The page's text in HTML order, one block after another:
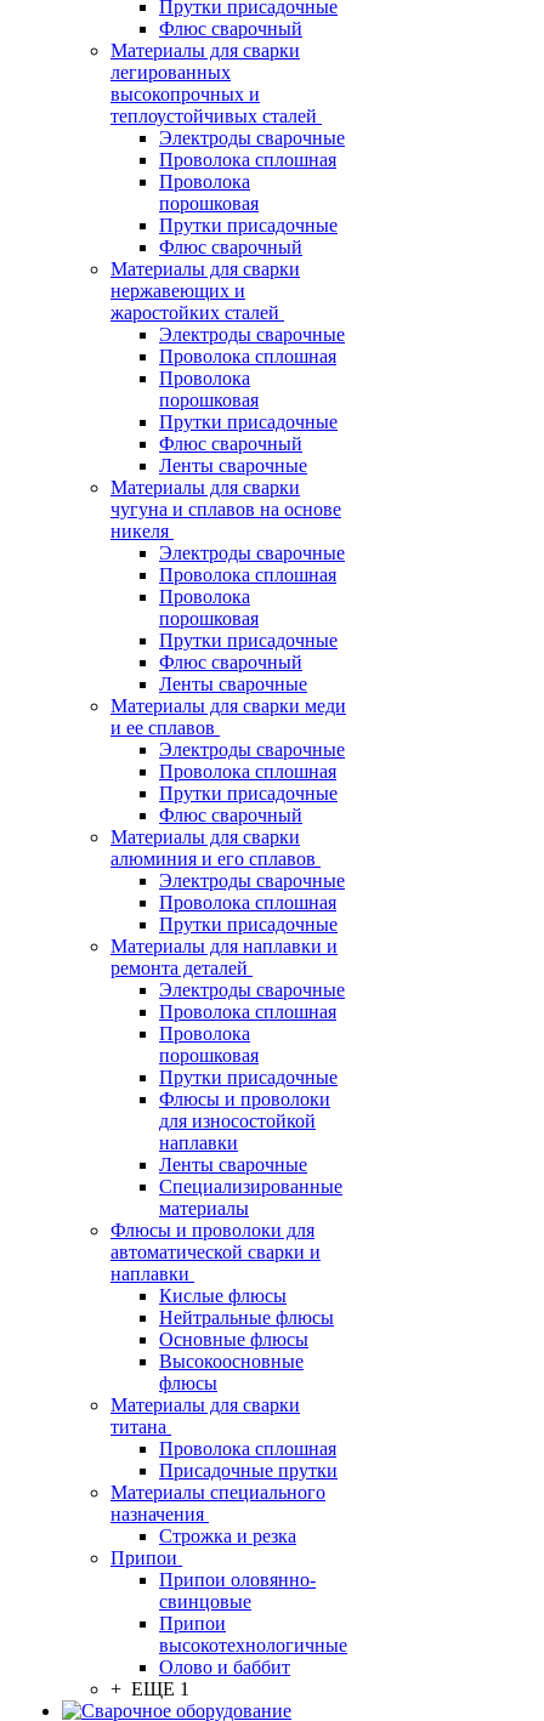
Прутки присадочные
Флюс сварочный
Материалы для сварки
легированных
высокопрочных и
теплоустойчивых сталей
Электроды сварочные
Проволока сплошная
Проволока
порошковая
Прутки присадочные
Флюс сварочный
Материалы для сварки
нержавеющих и
жаростойких сталей
Электроды сварочные
Проволока сплошная
Проволока
порошковая
Прутки присадочные
Флюс сварочный
Ленты сварочные
Материалы для сварки
чугуна и сплавов на основе
никеля
Электроды сварочные
Проволока сплошная
Проволока
порошковая
Прутки присадочные
Флюс сварочный
Ленты сварочные
Материалы для сварки меди
и ее сплавов
Электроды сварочные
Проволока сплошная
Прутки присадочные
Флюс сварочный
Материалы для сварки
алюминия и его сплавов
Электроды сварочные
Проволока сплошная
Прутки присадочные
Материалы для наплавки и
ремонта деталей
Электроды сварочные
Проволока сплошная
Проволока
порошковая
Прутки присадочные
Флюсы и проволоки
для износостойкой
наплавки
Ленты сварочные
Специализированные
материалы
Флюсы и проволоки для
автоматической сварки и
наплавки
Кислые флюсы
Нейтральные флюсы
Основные флюсы
Высокоосновные
флюсы
Материалы для сварки
титана
Проволока сплошная
Присадочные прутки
Материалы специального
назначения
Строжка и резка
Припои
Припои оловянно-
свинцовые
Припои
высокотехнологичные
Олово и баббит
+ ЕЩЕ 1